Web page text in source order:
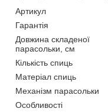
Артикул
Гарантія
Довжина складеної
парасольки, см
Кількість спиць
Матеріал спиць
Механізм парасольки
Особливості